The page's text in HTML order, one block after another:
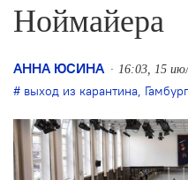
Ноймайера
АННА ЮСИНА 16:03, 15
выход из карантина,